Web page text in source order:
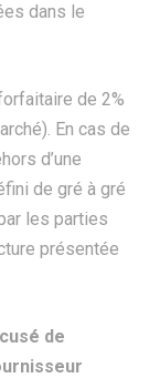
dans le
de 2%
En cas de
d’une
de gré à gré
les parties
présentée
de